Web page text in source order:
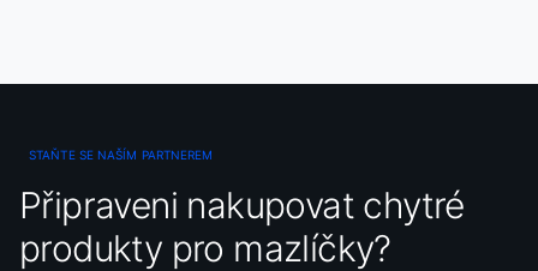
STAŇTE SE NAŠÍM PARTNEREM
Připraveni nakupovat chytré
produkty pro mazlíčky?